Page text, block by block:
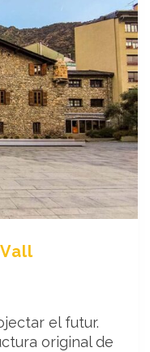
el futur.
original de